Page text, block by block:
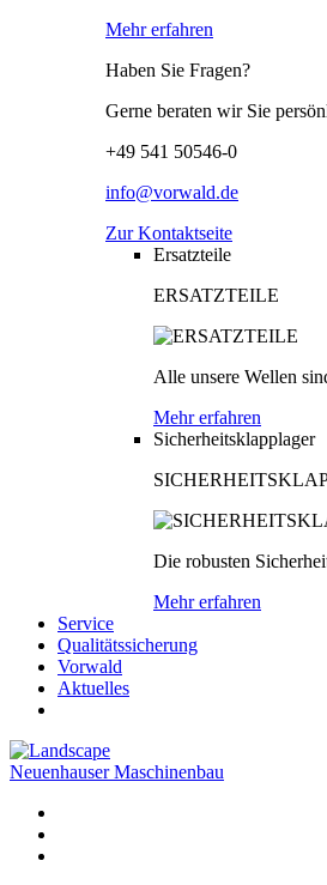
Mehr erfahren
Haben Sie Fragen?
Gerne beraten wir Sie
+49 541 50546-0
info@vorwald.de
Zur Kontaktseite
Ersatzteile
ERSATZTEILE
Alle unsere Wellen
Mehr erfahren
Sicherheitsklapplager
Die robusten
Mehr erfahren
Service
Qualitätssicherung
Vorwald
Aktuelles
Neuenhauser Maschinenbau